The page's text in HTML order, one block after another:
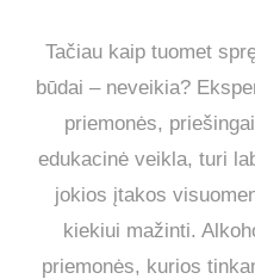
Tačiau kaip tuomet
būdai – neveikia?
priemonės,
edukacinė veikla, turi
jokios įtakos
kiekiui mažinti.
priemonės, kurios